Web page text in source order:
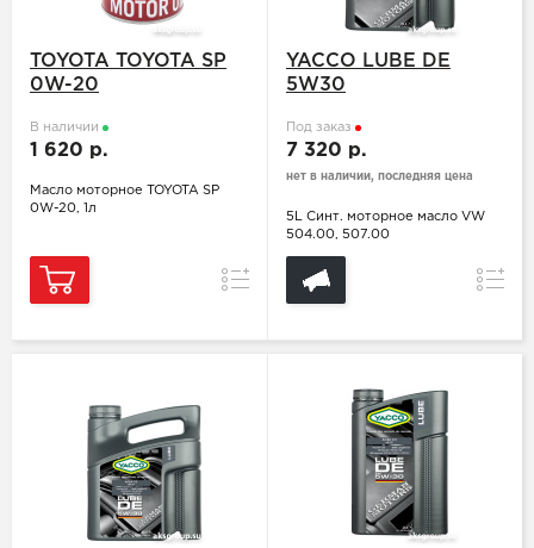
TOYOTA TOYOTA SP
0W-20
В наличии
1 620 р.
Масло моторное TOYOTA SP
0W-20, 1л
Сравнение
YACCO LUBE DE
5W30
Под заказ
7 320 р.
нет в наличии, последняя цена
5L Синт. моторное масло VW
504.00, 507.00